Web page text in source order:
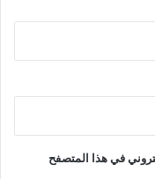
في هذا المتصفح